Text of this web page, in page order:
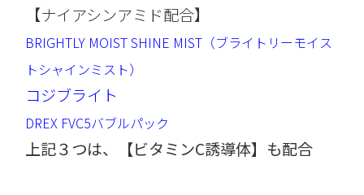
【ナイアシンアミド配合】
BRIGHTLY MOIST SHINE MIST（ブライトリーモイス
トシャインミスト）
コジブライト
DREX FVC5バブルパック
上記３つは、【ビタミンC誘導体】も配合